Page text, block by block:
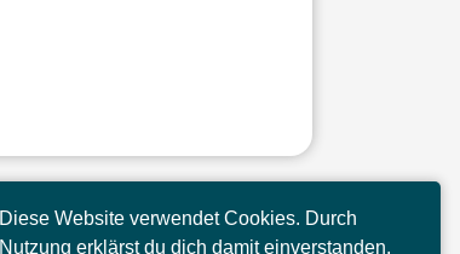
Diese Website verwendet Cookies. Durch
Nutzung erklärst du dich damit einverstanden.